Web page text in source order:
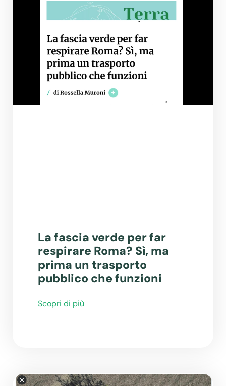
La fascia verde per far
respirare Roma? Sì, ma
prima un trasporto
pubblico che funzioni
Scopri di più